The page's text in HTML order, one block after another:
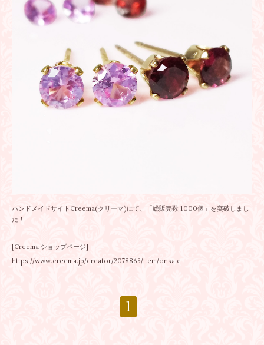
ハンドメイドサイトCreema(クリーマ)にて、「総販売数 1000個」を突破しまし
た！
[Creema ショップページ]
https://www.creema.jp/creator/2078863/item/onsale
1